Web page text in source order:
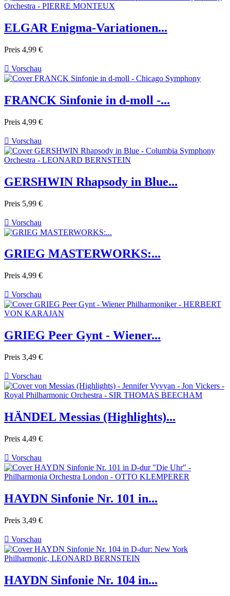
ELGAR Enigma-Variationen...
Preis 4,99 €
 Vorschau
FRANCK Sinfonie in d-moll -...
Preis 4,99 €
 Vorschau
GERSHWIN Rhapsody in Blue...
Preis 5,99 €
 Vorschau
GRIEG MASTERWORKS:...
Preis 4,99 €
 Vorschau
GRIEG Peer Gynt - Wiener...
Preis 3,49 €
 Vorschau
HÄNDEL Messias (Highlights)...
Preis 4,49 €
 Vorschau
HAYDN Sinfonie Nr. 101 in...
Preis 3,49 €
 Vorschau
HAYDN Sinfonie Nr. 104 in...